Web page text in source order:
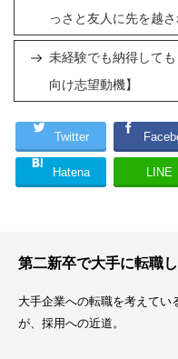
っさと友人に先を越
未経験でも納得して
向け志望動機】
Twitter
Hatena LINE
第二新卒で大手に転職
大手企業への転職を考えてい
が、採用への近道。